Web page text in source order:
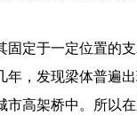
定于一定位置的
，发现梁体普遍
高架桥中。所以